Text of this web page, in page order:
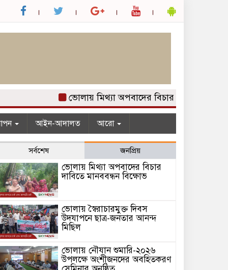
ভোলায় মিথ্যা অপবাদের বিচার দাবিতে মানববন্ধন
আইন-আদালত আরো
সর্বশেষ জনপ্রিয়
ভোলায় মিথ্যা অপবাদের বিচার
দাবিতে মানববন্ধন বিক্ষোভ
ভোলায় স্বৈরাচারমুক্ত দিবস
উদযাপনে ছাত্র-জনতার আনন্দ
মিছিল
ভোলায় নৌযান শুমারি-২০২৬
উপলক্ষে অংশীজনদের অবহিতকরণ